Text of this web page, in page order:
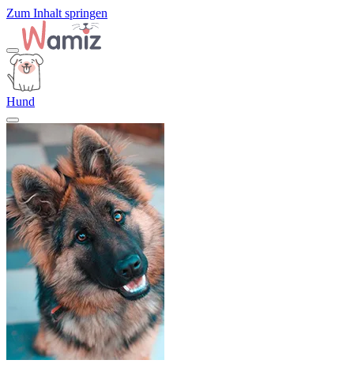
Zum Inhalt springen
Hund